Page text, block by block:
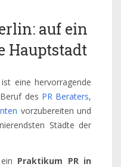
auf ein
Hauptstadt
ist eine hervorragende
des PR Beraters,
vorzubereiten und
Städte der
Praktikum PR in